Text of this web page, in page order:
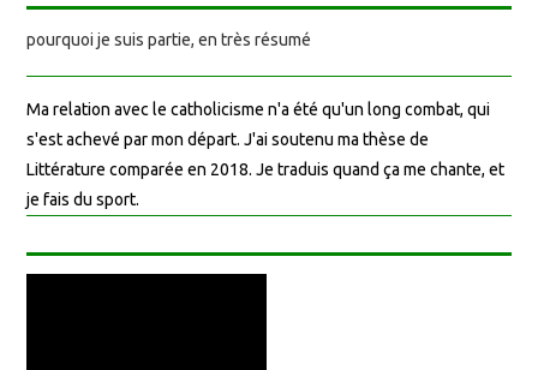
pourquoi je suis partie, en très résumé
Ma relation avec le catholicisme n'a été qu'un long combat, qui
s'est achevé par mon départ. J'ai soutenu ma thèse de
Littérature comparée en 2018. Je traduis quand ça me chante, et
je fais du sport.